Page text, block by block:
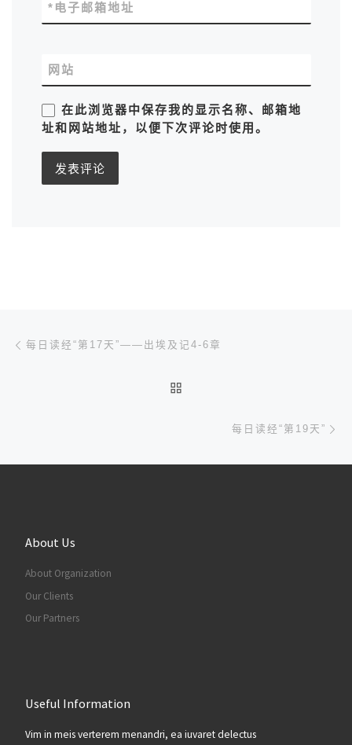
电子邮箱地址
*
网站
在此浏览器中保存我的显示名称、邮箱地
址和网站地址，以便下次评论时使用。
文章导航
每日读经“第17天”——出埃及记4-6章
每日读经“第19天”
About Us
About Organization
Our Clients
Our Partners
Useful Information
Vim in meis verterem menandri, ea iuvaret delectus